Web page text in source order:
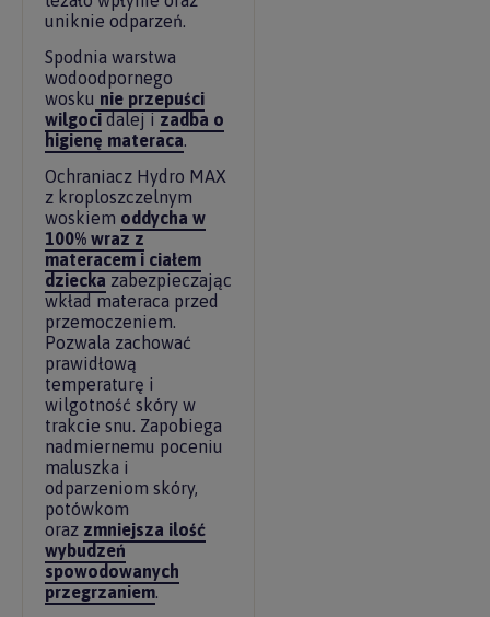
uniknie odparzeń.
Spodnia warstwa
wodoodpornego
wosku nie przepuści
wilgoci dalej i zadba o
higienę materaca.
Ochraniacz Hydro MAX
z kroploszczelnym
woskiem oddycha w
100% wraz z
materacem i ciałem
dziecka zabezpieczając
wkład materaca przed
przemoczeniem.
Pozwala zachować
prawidłową
temperaturę i
wilgotność skóry w
trakcie snu. Zapobiega
nadmiernemu poceniu
maluszka i
odparzeniom skóry,
potówkom
oraz zmniejsza ilość
wybudzeń
spowodowanych
przegrzaniem.